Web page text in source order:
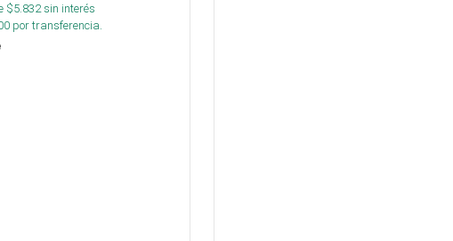
$5.832sin interés
por transferencia.